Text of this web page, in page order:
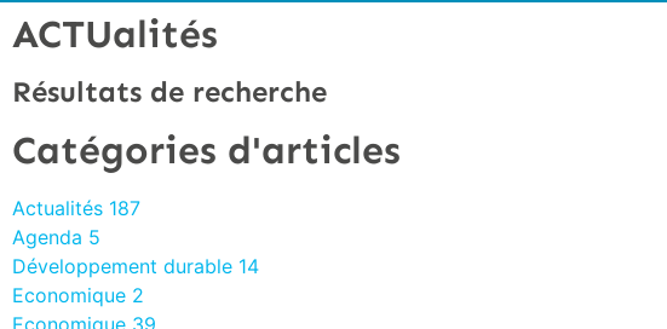
ACTUalités
Résultats de recherche
Catégories d'articles
Actualités 187
Agenda 5
Développement durable 14
Economique 2
Economique 39